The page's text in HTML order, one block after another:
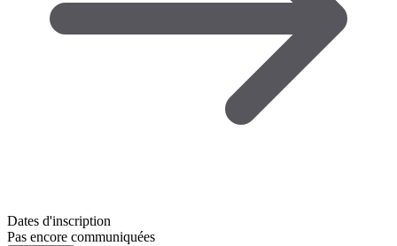
Dates d'inscription
Pas encore communiquées